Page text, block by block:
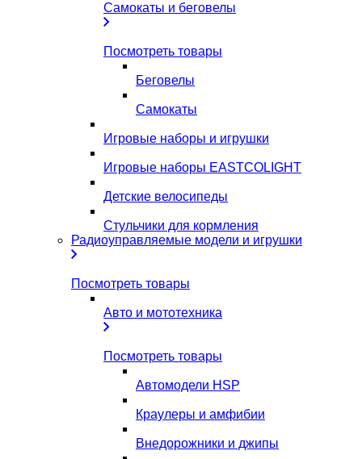
Самокаты и беговелы
Посмотреть товары
Беговелы
Самокаты
Игровые наборы и игрушки
Игровые наборы EASTCOLIGHT
Детские велосипеды
Стульчики для кормления
Радиоуправляемые модели и игрушки
Посмотреть товары
Авто и мототехника
Посмотреть товары
Автомодели HSP
Краулеры и амфибии
Внедорожники и джипы